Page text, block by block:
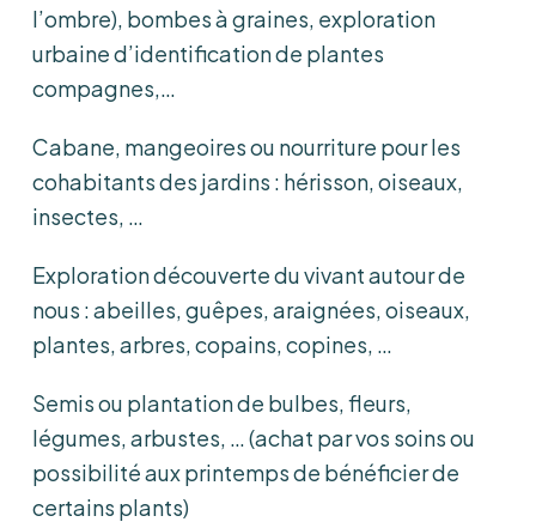
l’ombre), bombes à graines, exploration
urbaine d’identification de plantes
compagnes,…
Cabane, mangeoires ou nourriture pour les
cohabitants des jardins : hérisson, oiseaux,
insectes, …
Exploration découverte du vivant autour de
nous : abeilles, guêpes, araignées, oiseaux,
plantes, arbres, copains, copines, …
Semis ou plantation de bulbes, fleurs,
légumes, arbustes, … (achat par vos soins ou
possibilité aux printemps de bénéficier de
certains plants)